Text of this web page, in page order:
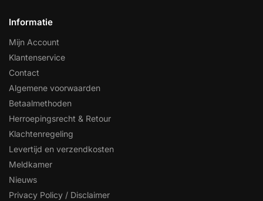
Informatie
Mijn Account
Klantenservice
Contact
Algemene voorwaarden
Betaalmethoden
Herroepingsrecht & Retour
Klachtenregeling
Levertijd en verzendkosten
Meldkamer
Nieuws
Privacy Policy / Disclaimer